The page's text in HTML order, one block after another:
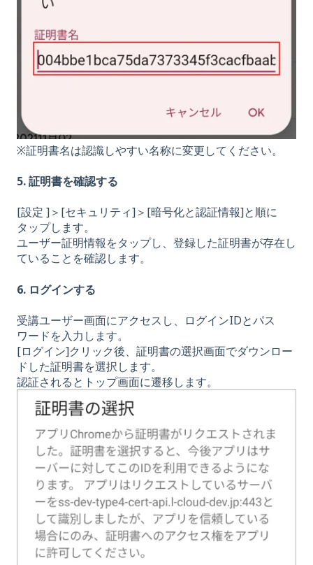
※証明書名は認識しやすい名称に変更してください。
5. 証明書を確認する
[設定 ]＞[セキュリティ]＞[暗号化と認証情報]と順に
タップします。
ユーザー証明情報をタップし、登録した証明書が存在し
ていることを確認します。
6. ログインする
受講ユーザー画面にアクセスし、ログインIDとパス
ワードを入力します。
[ログイン]クリック後、証明書の選択画面でダウンロー
ドした証明書を選択します。
認証されるとトップ画面に遷移します。